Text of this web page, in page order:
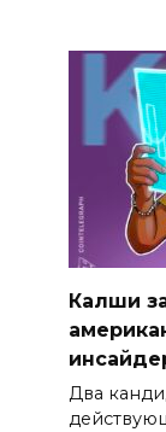
Калши
Два